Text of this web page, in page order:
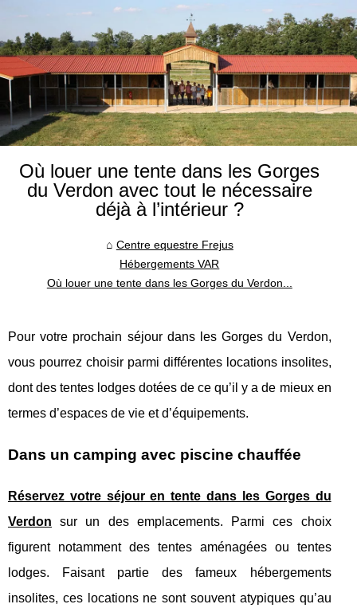
Où louer une tente dans les Gorges
du Verdon avec tout le nécessaire
déjà à l’intérieur ?
Centre equestre Frejus
Hébergements VAR
Où louer une tente dans les Gorges du Verdon...
Pour votre prochain séjour dans les Gorges du Verdon,
vous pourrez choisir parmi différentes locations insolites,
dont des tentes lodges dotées de ce qu’il y a de mieux en
termes d’espaces de vie et d’équipements.
Dans un camping avec piscine chauffée
Réservez votre séjour en tente dans les Gorges du
Verdon sur un des emplacements. Parmi ces choix
figurent notamment des tentes aménagées ou tentes
lodges. Faisant partie des fameux hébergements
insolites, ces locations ne sont souvent atypiques qu’au